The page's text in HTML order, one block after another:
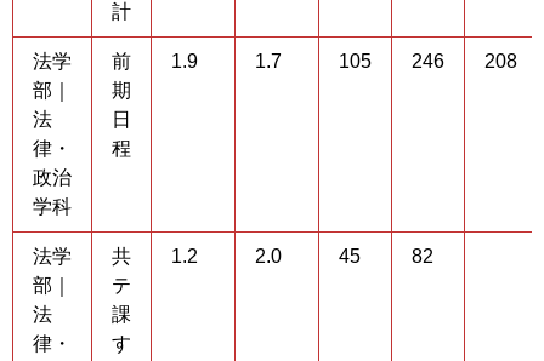
計
法学
部｜
法
律・
政治
学科
前
期
日
程
1.9 1.7 105 246 208
法学
部｜
法
律・
共
テ
課
す
1.2 2.0 45 82